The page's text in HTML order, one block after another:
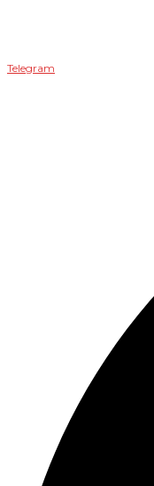
Telegram